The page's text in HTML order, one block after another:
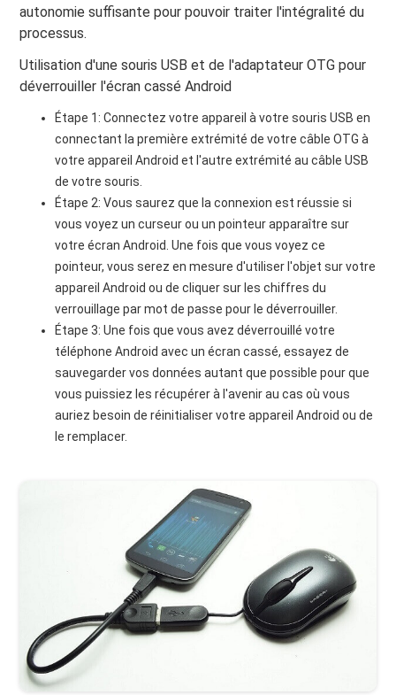
autonomie suffisante pour pouvoir traiter l'intégralité du
processus.
Utilisation d'une souris USB et de l'adaptateur OTG pour
déverrouiller l'écran cassé Android
Étape 1: Connectez votre appareil à votre souris USB en
connectant la première extrémité de votre câble OTG à
votre appareil Android et l'autre extrémité au câble USB
de votre souris.
Étape 2: Vous saurez que la connexion est réussie si
vous voyez un curseur ou un pointeur apparaître sur
votre écran Android. Une fois que vous voyez ce
pointeur, vous serez en mesure d'utiliser l'objet sur votre
appareil Android ou de cliquer sur les chiffres du
verrouillage par mot de passe pour le déverrouiller.
Étape 3: Une fois que vous avez déverrouillé votre
téléphone Android avec un écran cassé, essayez de
sauvegarder vos données autant que possible pour que
vous puissiez les récupérer à l'avenir au cas où vous
auriez besoin de réinitialiser votre appareil Android ou de
le remplacer.